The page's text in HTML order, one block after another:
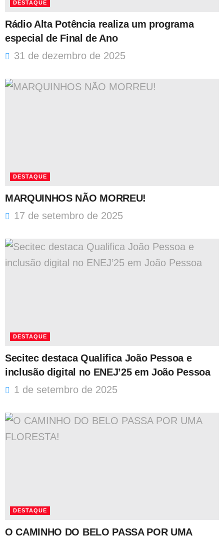
DESTAQUE
Rádio Alta Potência realiza um programa
especial de Final de Ano
31 de dezembro de 2025
DESTAQUE
MARQUINHOS NÃO MORREU!
17 de setembro de 2025
DESTAQUE
Secitec destaca Qualifica João Pessoa e
inclusão digital no ENEJ’25 em João Pessoa
1 de setembro de 2025
DESTAQUE
O CAMINHO DO BELO PASSA POR UMA